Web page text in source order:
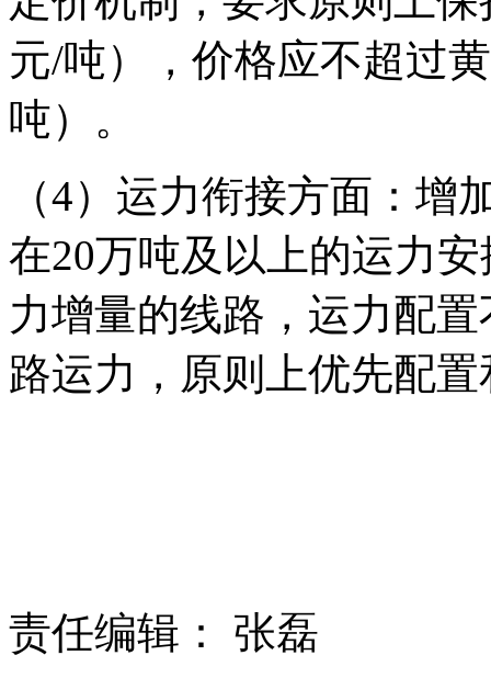
元/吨），价格应不超过
吨）。
（4）运力衔接方面：
在20万吨及以上的运力
力增量的线路，运力配
路运力，原则上优先配
责任编辑： 张磊